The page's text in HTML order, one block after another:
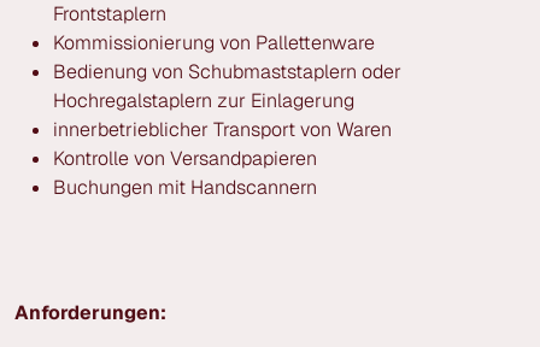
Frontstaplern
Kommissionierung von Pallettenware
Bedienung von Schubmaststaplern oder
Hochregalstaplern zur Einlagerung
innerbetrieblicher Transport von Waren
Kontrolle von Versandpapieren
Buchungen mit Handscannern
Anforderungen: